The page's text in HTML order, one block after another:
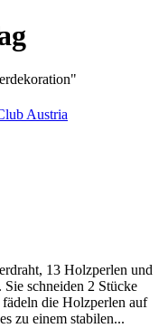
13 Holzperlen und
schneiden 2 Stücke
die Holzperlen auf
zu einem stabilen...